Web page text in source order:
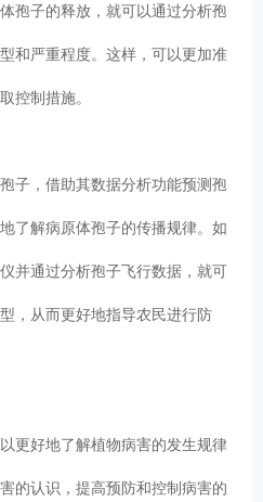
孢子的释放，就可以通过分析孢
和严重程度。这样，可以更加准
控制措施。
子，借助其数据分析功能预测孢
了解病原体孢子的传播规律。如
并通过分析孢子飞行数据，就可
，从而更好地指导农民进行防
更好地了解植物病害的发生规律
的认识，提高预防和控制病害的